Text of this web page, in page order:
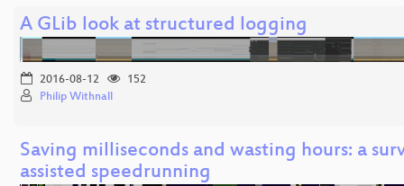
A GLib look at structured logging
2016-08-12
152
Philip Withnall
Saving milliseconds and wasting hours: a
assisted speedrunning